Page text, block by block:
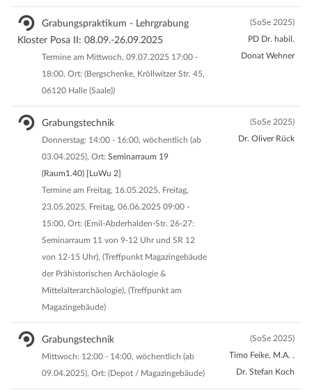
Grabungspraktikum - Lehrgrabung
Kloster Posa II: 08.09.-26.09.2025
Termine am Mittwoch, 09.07.2025 17:00 -
18:00, Ort: (Bergschenke, Kröllwitzer Str. 45,
06120 Halle (Saale))
(SoSe 2025)
PD Dr. habil.
Donat Wehner
Grabungstechnik
Donnerstag: 14:00 - 16:00, wöchentlich (ab
03.04.2025), Ort: Seminarraum 19
(Raum1.40) [LuWu 2]
Termine am Freitag, 16.05.2025, Freitag,
23.05.2025, Freitag, 06.06.2025 09:00 -
15:00, Ort: (Emil-Abderhalden-Str. 26-27:
Seminarraum 11 von 9-12 Uhr und SR 12
von 12-15 Uhr), (Treffpunkt Magazingebäude
der Prähistorischen Archäologie &
Mittelalterarchäologie), (Treffpunkt am
Magazingebäude)
(SoSe 2025)
Dr. Oliver Rück
Grabungstechnik
Mittwoch: 12:00 - 14:00, wöchentlich (ab
09.04.2025), Ort: (Depot / Magazingebäude)
(SoSe 2025)
Timo Feike, M.A. ,
Dr. Stefan Koch